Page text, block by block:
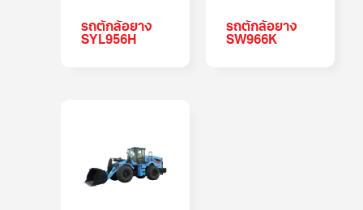
รถตักล้อยาง
SYL956H
รถตักล้อยาง
SW966K